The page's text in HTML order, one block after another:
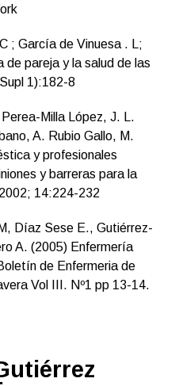
; García de Vinuesa . L;
pareja y la salud de las
1):182-8
Milla López, J. L.
A. Rubio Gallo, M.
y profesionales
y barreras para la
14:224-232
Díaz Sese E., Gutiérrez-
A. (2005) Enfermería
de Enfermeria de
Vol III. Nº1 pp 13-14.